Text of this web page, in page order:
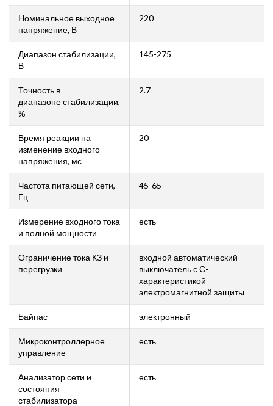
Номинальное выходное
напряжение, В
220
Диапазон стабилизации,
В
145-275
Точность в
диапазоне стабилизации,
%
2.7
Время реакции на
изменение входного
напряжения, мс
20
Частота питающей сети,
Гц
45-65
Измерение входного тока
и полной мощности
есть
Ограничение тока КЗ и
перегрузки
входной автоматический
выключатель с С-
характеристикой
электромагнитной защиты
Байпас электронный
Микроконтроллерное
управление
есть
Анализатор сети и
состояния
стабилизатора
есть